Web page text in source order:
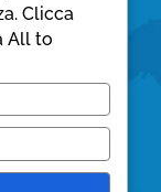
Clicca
All to